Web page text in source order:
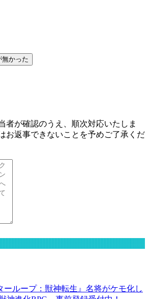
無かった
者が確認のうえ、順次対応いたしま
お返事できないことを予めご了承くだ
ーループ：獣神転生』名将がケモ化し